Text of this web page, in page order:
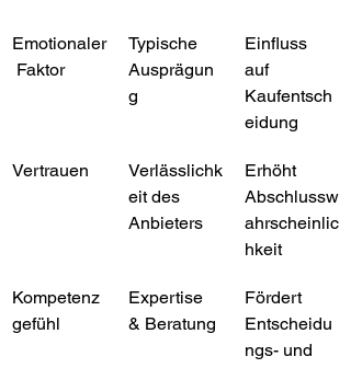
Emotionaler
Faktor
Typische
Ausprägun
g
Einfluss
auf
Kaufentsch
eidung
Vertrauen
Verlässlichk
eit des
Anbieters
Erhöht
Abschlussw
ahrscheinlic
hkeit
Kompetenz
gefühl
Expertise
& Beratung
Fördert
Entscheidu
ngs- und